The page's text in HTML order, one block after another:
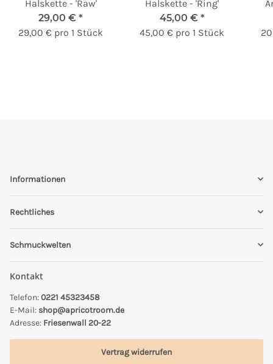
Halskette - 'Raw'
29,00 € *
29,00 € pro 1 Stück
Halskette - 'Ring'
45,00 € *
45,00 € pro 1 Stück
Informationen
Rechtliches
Schmuckwelten
Kontakt
Telefon:0221 45323458
E-Mail: shop@apricotroom.de
Adresse: Friesenwall 20-22
Vertrag widerrufen